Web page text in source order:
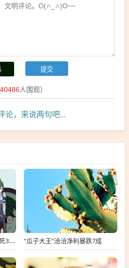
40486人围观）
论，来说两句吧...
甘肃榆中县山洪灾害已致10死33失联 “瓜子大王”洽洽净利暴跌7成